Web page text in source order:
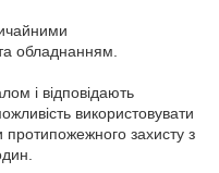
обладнанням.
і відповідають
використовувати
протипожежного захисту з